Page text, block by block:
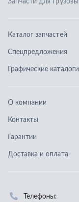
Контакты
Доставка и оплата
Отправить заявку